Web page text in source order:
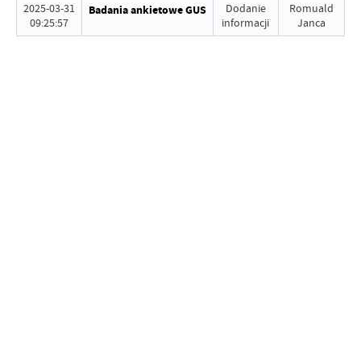
2025-03-31
09:25:57
Badania ankietowe GUS
Dodanie
informacji
Romuald
Janca